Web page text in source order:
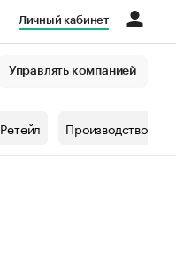
Личный кабинет
Управлять компанией
Ретейл Производство